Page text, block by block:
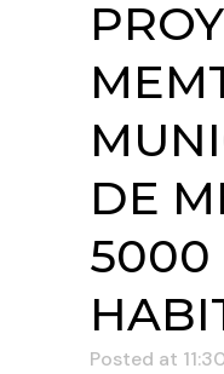
DE
5000
Posted at